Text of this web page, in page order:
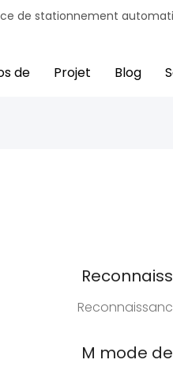
de stationnement
de Projet Blog
M mode